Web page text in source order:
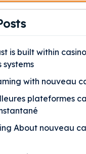
is built within
with nouveau
plateformes
About nouveau